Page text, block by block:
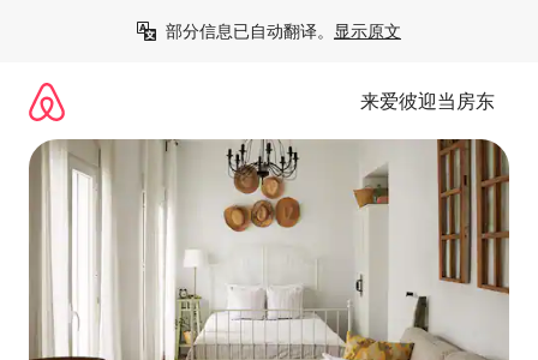
部分信息已自动翻译。 显示原文
来爱彼迎当房东